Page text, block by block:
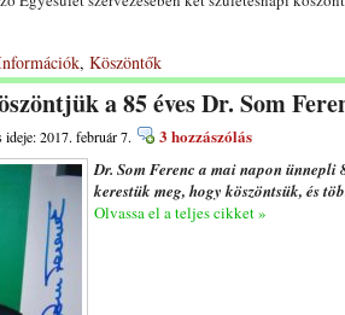
, Köszöntők
a 85 éves Dr. Som
ideje: 2017. február 7. 3 hozzászólás
Dr. Som Ferenc a mai napon
kerestük meg, hogy köszöntsük, és
Olvassa el a teljes cikket »